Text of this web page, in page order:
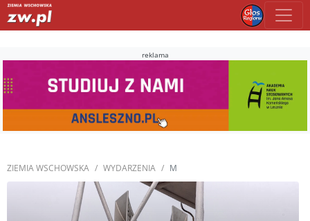
reklama
ZIEMIA WSCHOWSKA WYDARZENIA M